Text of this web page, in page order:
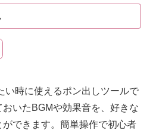
い時に使えるポン出しツールで
いたBGMや効果音を、好きな
できます。簡単操作で初心者